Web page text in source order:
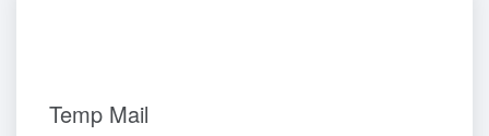
Temp Mail